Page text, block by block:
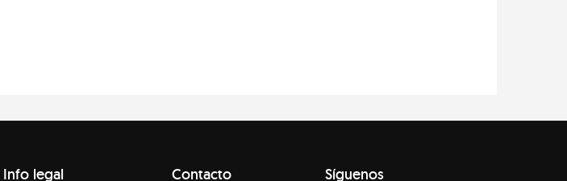
Info legal Contacto Síguenos